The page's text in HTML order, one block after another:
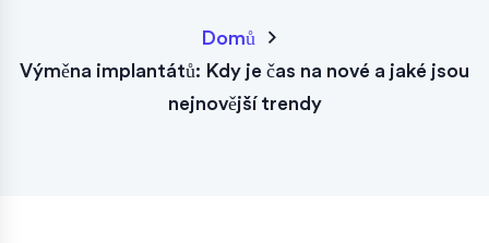
Domů
Výměna implantátů: Kdy je čas na nové a jaké jsou
nejnovější trendy